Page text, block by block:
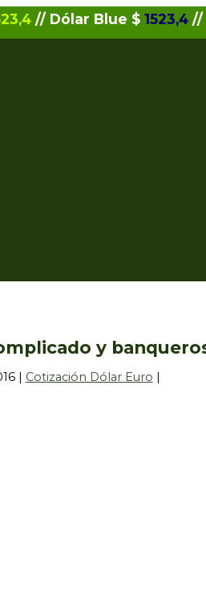
// Dólar Blue $ 1523,4//
y
| Cotización Dólar Euro |